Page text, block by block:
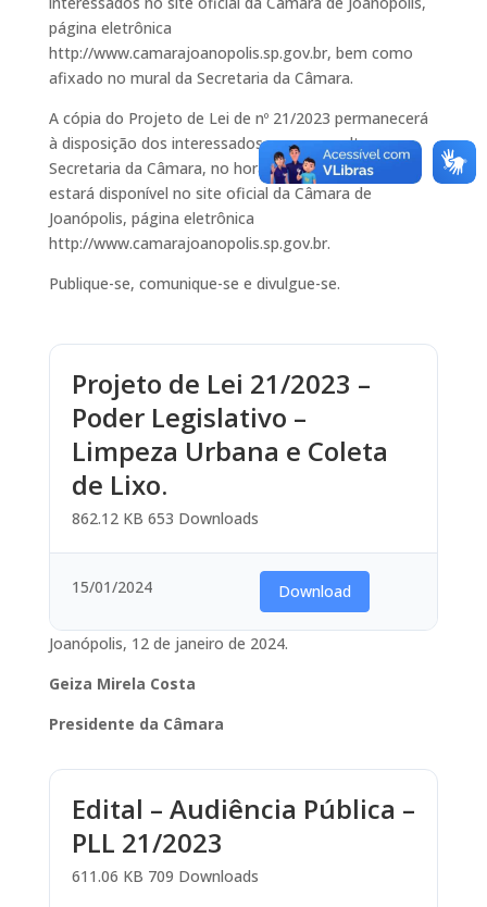
página eletrônica
http://www.camarajoanopolis.sp.gov.br, bem como
afixado no mural da Secretaria da Câmara.
A cópia do Projeto de Lei de nº 21/2023 permanecerá
à disposição dos interessados, para consulta, na
Secretaria da Câmara, no horário das 8h às 17h e
estará disponível no site oficial da Câmara de
Joanópolis, página eletrônica
http://www.camarajoanopolis.sp.gov.br.
Publique-se, comunique-se e divulgue-se.
Projeto de Lei 21/2023 –
Poder Legislativo –
Limpeza Urbana e Coleta
de Lixo.
862.12 KB 653 Downloads
15/01/2024 Download
Joanópolis, 12 de janeiro de 2024.
Geiza Mirela Costa
Presidente da Câmara
Edital – Audiência Pública –
PLL 21/2023
611.06 KB 709 Downloads